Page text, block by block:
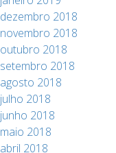
dezembro 2018
novembro 2018
outubro 2018
setembro 2018
agosto 2018
julho 2018
junho 2018
maio 2018
abril 2018